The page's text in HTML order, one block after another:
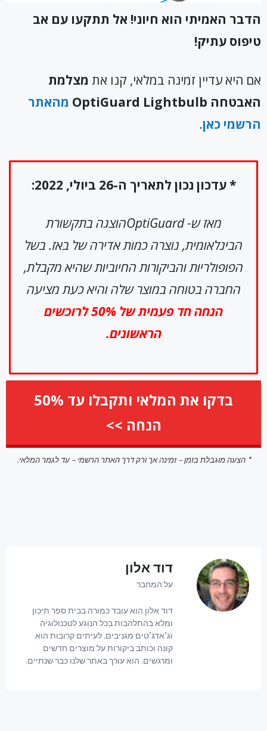
הדבר האמיתי הוא חיוני! אל תתקעו עם אב
טיפוס עתיק!
אם היא עדיין זמינה במלאי, קנו את מצלמת
האבטחה OptiGuard Lightbulb מהאתר
הרשמי כאן.
* עדכון נכון לתאריך ה-26 ביולי, 2022:
מאז ש-OptiGuard
הוצגה בתקשורת
הבינלאומית, נוצרה כמות אדירה של באז. בשל
הפופולריות והביקורות החיוביות שהיא מקבלת,
החברה בטוחה במוצר שלה והיא כעת מציעה
הנחה חד פעמית של 50% לרוכשים
הראשונים.
בדקו את המלאי ותקבלו עד 50%
הנחה >>
* הצעה מוגבלת בזמן – זמינה אך ורק דרך האתר הרשמי – עד לגמר המלאי.
דוד אלון
על המחבר
דוד אלון הוא עובד כמורה בבית ספר תיכון
ומלא בהתלהבות בכל הנוגע לטכנולוגיה
וג’אדג’טים מגניבים. לעיתים קרובות הוא
קונה וכותב ביקורות על מוצרים חדשים
ומרגשים. הוא עורך באתר שלנו כבר שנתיים.